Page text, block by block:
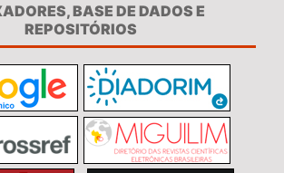
BASE DE DADOS E
REPOSITÓRIOS